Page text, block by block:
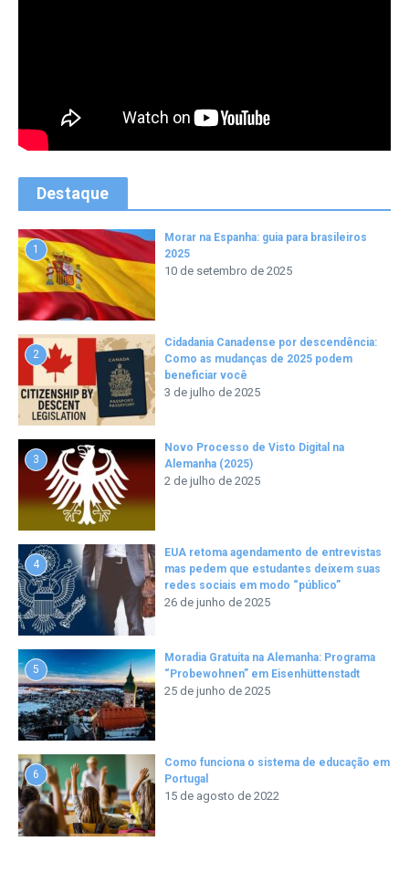
Destaque
1
Morar na Espanha: guia para brasileiros
2025
10 de setembro de 2025
2
Cidadania Canadense por descendência:
Como as mudanças de 2025 podem
beneficiar você
3 de julho de 2025
3
Novo Processo de Visto Digital na
Alemanha (2025)
2 de julho de 2025
4
EUA retoma agendamento de entrevistas
mas pedem que estudantes deixem suas
redes sociais em modo “público”
26 de junho de 2025
5
Moradia Gratuita na Alemanha: Programa
“Probewohnen” em Eisenhüttenstadt
25 de junho de 2025
6
Como funciona o sistema de educação em
Portugal
15 de agosto de 2022